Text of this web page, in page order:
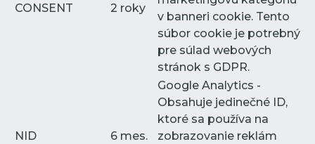
CONSENT 2 roky
v banneri cookie. Tento
súbor cookie je potrebný
pre súlad webových
stránok s GDPR.
NID 6 mes.
Google Analytics -
Obsahuje jedinečné ID,
ktoré sa používa na
zobrazovanie reklám